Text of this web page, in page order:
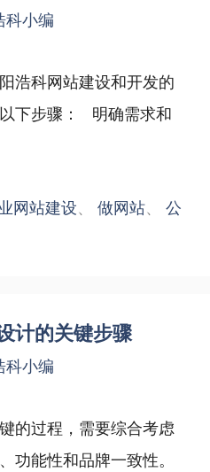
科小编
浩科网站建设和开发的
下步骤： 明确需求和
网站建设、 做网站、 公
计的关键步骤
科小编
的过程，需要综合考虑
功能性和品牌一致性。